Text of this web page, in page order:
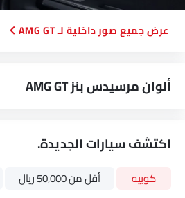
صور داخلية لـ AMG GT
ألوان مرسيدس بنز AMG GT
اكتشف سيارات الجديدة.
كوبيه أقل من 50,000 ريال